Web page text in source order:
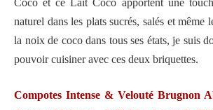
naturel dans les plats sucrés, salés et même
la noix de coco dans tous ses états, je suis
pouvoir cuisiner avec ces deux briquettes.
Compotes Intense & Velouté Brugnon